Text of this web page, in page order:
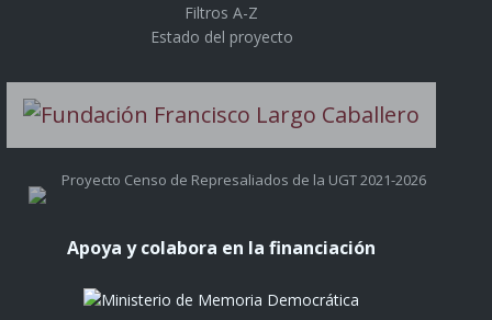
Filtros A-Z
Estado del proyecto
Proyecto Censo de Represaliados de la UGT 2021-2026
Apoya y colabora en la financiación